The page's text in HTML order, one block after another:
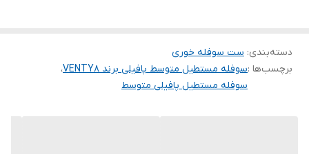
دسته‌بندی: ست سوفله خوری
برچسب‌ها :سوفله مستطیل متوسط پافیلی برند VENTY8
،
سوفله مستطیل پافیلی متوسط